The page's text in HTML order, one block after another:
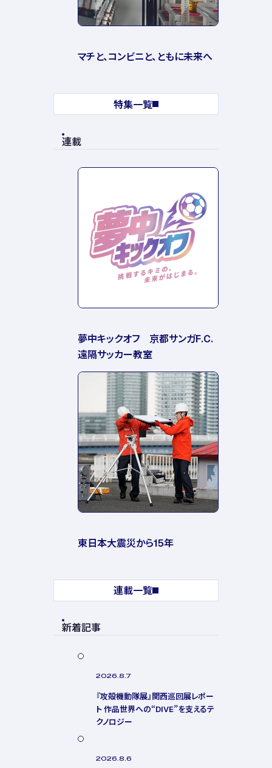
マチと、コンビニと、ともに未来へ
特集一覧
連載
夢中キックオフ 京都サンガF.C.
遠隔サッカー教室
東日本大震災から15年
連載一覧
新着記事
2026.8.7
『攻殻機動隊展』関西巡回展レポー
ト 作品世界への“DIVE”を支えるテ
クノロジー
2026.8.6